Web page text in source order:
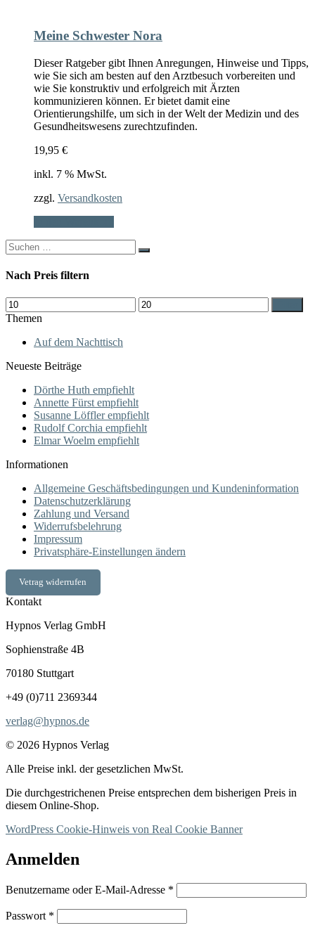
Meine Schwester Nora
Dieser Ratgeber gibt Ihnen Anregungen, Hinweise und Tipps,
wie Sie sich am besten auf den Arztbesuch vorbereiten und
wie Sie konstruktiv und erfolgreich mit Ärzten
kommunizieren können. Er bietet damit eine
Orientierungshilfe, um sich in der Welt der Medizin und des
Gesundheitswesens zurechtzufinden.
19,95 €
inkl. 7 % MwSt.
zzgl. Versandkosten
Search
for:
Nach Preis filtern
Min.
Preis
Max.
Preis
Themen
Auf dem Nachttisch
Neueste Beiträge
Dörthe Huth empfiehlt
Annette Fürst empfiehlt
Susanne Löffler empfiehlt
Rudolf Corchia empfiehlt
Elmar Woelm empfiehlt
Informationen
Allgemeine Geschäftsbedingungen und Kundeninformation
Datenschutzerklärung
Zahlung und Versand
Widerrufsbelehrung
Impressum
Privatsphäre-Einstellungen ändern
Vetrag widerrufen
Kontakt
Hypnos Verlag GmbH
Sophienstraße 4B
70180 Stuttgart
+49 (0)711 2369344
verlag@hypnos.de
© 2026 Hypnos Verlag
Alle Preise inkl. der gesetzlichen MwSt.
Die durchgestrichenen Preise entsprechen dem bisherigen Preis in
diesem Online-Shop.
WordPress Cookie-Hinweis von Real Cookie Banner
Anmelden
Benutzername oder E-Mail-Adresse *
Passwort *